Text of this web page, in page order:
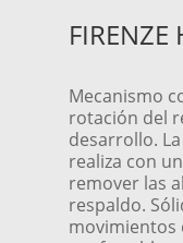
Mecanismo
rotación del
desarrollo.
realiza con
remover las
respaldo.
movimientos